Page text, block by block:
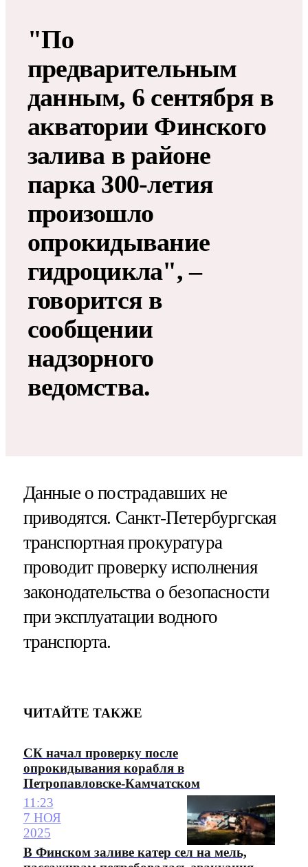
"По
предварительным
данным, 6 сентября в
акватории Финского
залива в районе
парка 300-летия
произошло
опрокидывание
гидроцикла", –
говорится в
сообщении
надзорного
ведомства.
Данные о пострадавших не
приводятся. Санкт-Петербургская
транспортная прокуратура
проводит проверку исполнения
законодательства о безопасности
при эксплуатации водного
транспорта.
ЧИТАЙТЕ ТАКЖЕ
СК начал проверку после
опрокидывания корабля в
Петропавловске-Камчатском
11:23
7 НОЯ
2025
В Финском заливе катер сел на мель,